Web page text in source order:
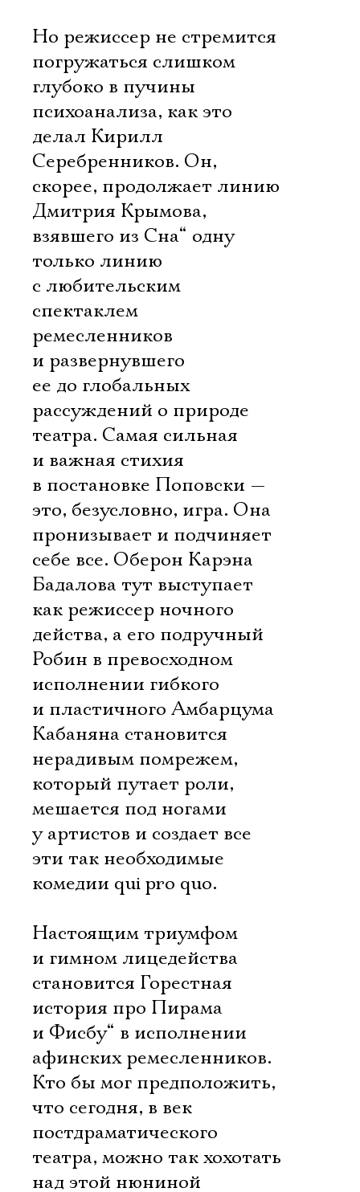
Но режиссер не стремится
погружаться слишком
глубоко в пучины
психоанализа, как это
делал Кирилл
Серебренников. Он,
скорее, продолжает линию
Дмитрия Крымова,
взявшего из Сна“ одну
только линию
с любительским
спектаклем
ремесленников
и развернувшего
ее до глобальных
рассуждений о природе
театра. Самая сильная
и важная стихия
в постановке Поповски —
это, безусловно, игра. Она
пронизывает и подчиняет
себе все. Оберон Карэна
Бадалова тут выступает
как режиссер ночного
действа, а его подручный
Робин в превосходном
исполнении гибкого
и пластичного Амбарцума
Кабаняна становится
нерадивым помрежем,
который путает роли,
мешается под ногами
у артистов и создает все
эти так необходимые
комедии qui pro quo.
Настоящим триумфом
и гимном лицедейства
становится Горестная
история про Пирама
и Фисбу“ в исполнении
афинских ремесленников.
Кто бы мог предположить,
что сегодня, в век
постдраматического
театра, можно так хохотать
над этой нюниной
Электропочта